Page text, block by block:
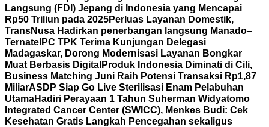
Langsung (FDI) Jepang di Indonesia yang Mencapai
Rp50 Triliun pada 2025Perluas Layanan Domestik,
TransNusa Hadirkan penerbangan langsung Manado–
Ternate IPC TPK Terima Kunjungan Delegasi
Madagaskar, Dorong Modernisasi Layanan Bongkar
Muat Berbasis Digital Produk Indonesia Diminati di Cili,
Business Matching Juni Raih Potensi Transaksi Rp1,87
MiliarASDP Siap Go Live Sterilisasi Enam Pelabuhan
UtamaHadiri Perayaan 1 Tahun Suherman Widyatomo
Integrated Cancer Center (SWICC), Menkes Budi: Cek
Kesehatan Gratis Langkah Pencegahan sekaligus